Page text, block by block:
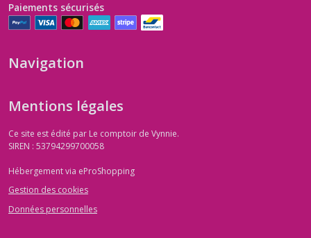
Paiements sécurisés
Navigation
Mentions légales
Ce site est édité par Le comptoir de Vynnie.
SIREN : 53794299700058
Hébergement via eProShopping
Gestion des cookies
Données personnelles